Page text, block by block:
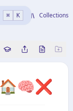
⌘ K Collections
Copy source
Share this
Bekijk
🏠🧠❌